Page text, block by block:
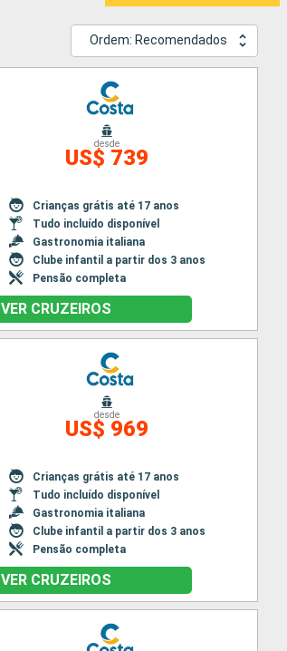
Ordem: Recomendados
desde
US$ 739
Crianças grátis até 17 anos
Tudo incluído disponível
Gastronomia italiana
Clube infantil a partir dos 3 anos
Pensão completa
VER CRUZEIROS
desde
US$ 969
Crianças grátis até 17 anos
Tudo incluído disponível
Gastronomia italiana
Clube infantil a partir dos 3 anos
Pensão completa
VER CRUZEIROS